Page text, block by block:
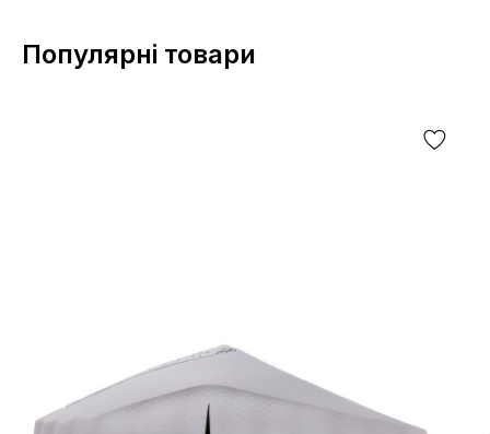
Популярні товари